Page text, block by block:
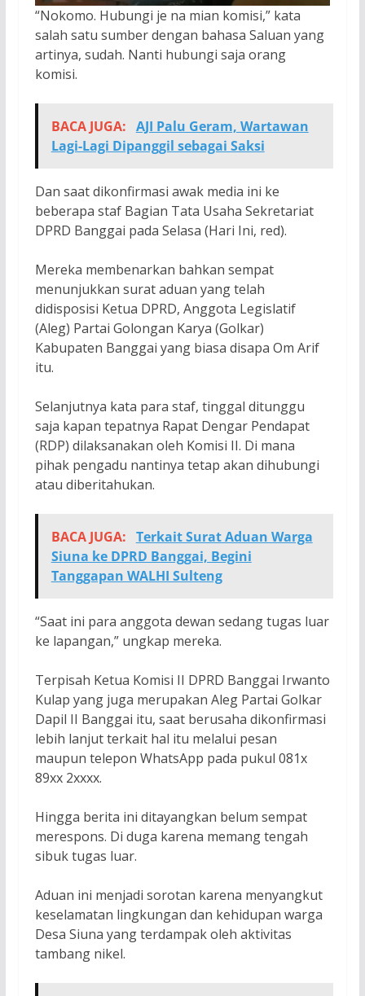
“Nokomo. Hubungi je na mian komisi,” kata
salah satu sumber dengan bahasa Saluan yang
artinya, sudah. Nanti hubungi saja orang
komisi.
BACA JUGA: AJI Palu Geram, Wartawan
Lagi-Lagi Dipanggil sebagai Saksi
Dan saat dikonfirmasi awak media ini ke
beberapa staf Bagian Tata Usaha Sekretariat
DPRD Banggai pada Selasa (Hari Ini, red).
Mereka membenarkan bahkan sempat
menunjukkan surat aduan yang telah
didisposisi Ketua DPRD, Anggota Legislatif
(Aleg) Partai Golongan Karya (Golkar)
Kabupaten Banggai yang biasa disapa Om Arif
itu.
Selanjutnya kata para staf, tinggal ditunggu
saja kapan tepatnya Rapat Dengar Pendapat
(RDP) dilaksanakan oleh Komisi II. Di mana
pihak pengadu nantinya tetap akan dihubungi
atau diberitahukan.
BACA JUGA: Terkait Surat Aduan Warga
Siuna ke DPRD Banggai, Begini
Tanggapan WALHI Sulteng
“Saat ini para anggota dewan sedang tugas luar
ke lapangan,” ungkap mereka.
Terpisah Ketua Komisi II DPRD Banggai Irwanto
Kulap yang juga merupakan Aleg Partai Golkar
Dapil II Banggai itu, saat berusaha dikonfirmasi
lebih lanjut terkait hal itu melalui pesan
maupun telepon WhatsApp pada pukul 081x
89xx 2xxxx.
Hingga berita ini ditayangkan belum sempat
merespons. Di duga karena memang tengah
sibuk tugas luar.
Aduan ini menjadi sorotan karena menyangkut
keselamatan lingkungan dan kehidupan warga
Desa Siuna yang terdampak oleh aktivitas
tambang nikel.